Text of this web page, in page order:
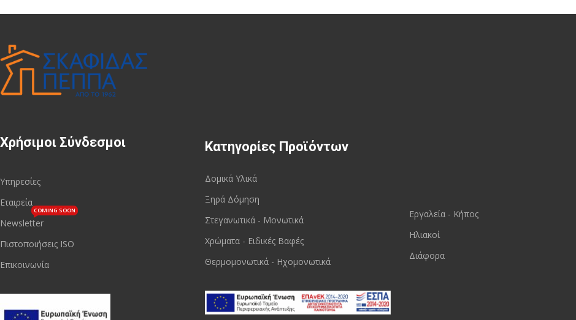
Χρήσιμοι Σύνδεσμοι
Υπηρεσίες
Εταιρεία
Newsletter
COMING SOON
Πιστοποιήσεις ISO
Επικοινωνία
Κατηγορίες Προϊόντων
Δομικά Υλικά
Ξηρά Δόμηση
Στεγανωτικά - Μονωτικά
Χρώματα - Ειδικές Βαφές
Θερμομονωτικά - Ηχομονωτικά
Εργαλεία - Κήπος
Ηλιακοί
Διάφορα